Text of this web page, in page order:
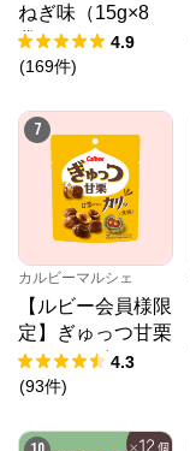
ねぎ味（15g×8
袋）
4.9
(169件)
7
カルビーマルシェ
【ルビー会員様限
定】ぎゅっつ甘栗
（26g×12個）
4.3
(93件)